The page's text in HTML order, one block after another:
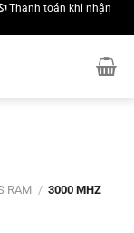
Thanh toán khi nhận
RAM / 3000 MHZ